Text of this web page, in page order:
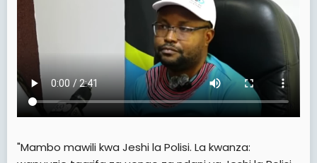
"Mambo mawili kwa Jeshi la Polisi. La kwanza: